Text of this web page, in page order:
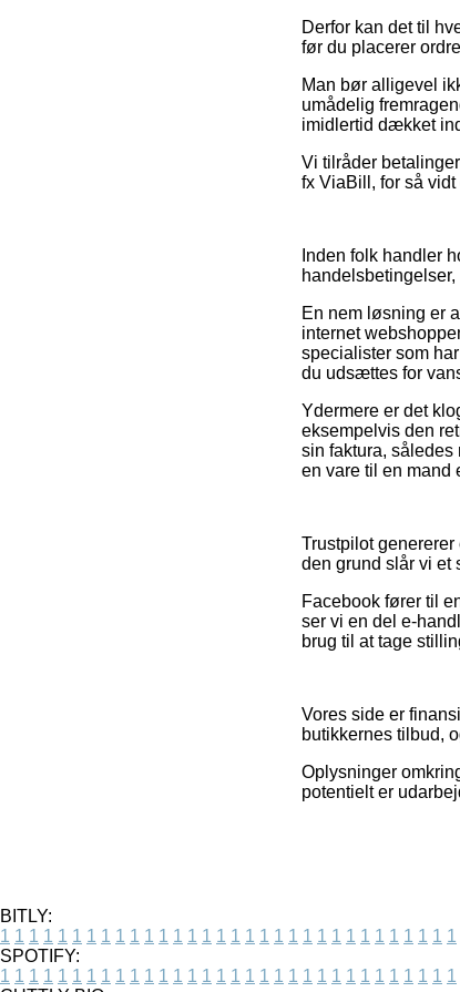
Derfor kan det til
før du placerer
Man bør alligevel
umådelig
imidlertid dækket
Vi tilråder
fx ViaBill, for så
Inden folk handler
En nem løsning er
internet
specialister som
du udsættes for
Ydermere er det
eksempelvis den
sin faktura,
en vare til en mand
Trustpilot
den grund slår vi et
Facebook fører til
ser vi en del e-
brug til at tage
Vores side er
butikkernes tilbud,
Oplysninger
potentielt er
BITLY:
1 1 1 1 1 1 1 1 1 1 1 1 1 1 1 1 1 1 1 1 1 1 1 1 1 1 1 1 1 1 1 1
SPOTIFY:
1 1 1 1 1 1 1 1 1 1 1 1 1 1 1 1 1 1 1 1 1 1 1 1 1 1 1 1 1 1 1 1